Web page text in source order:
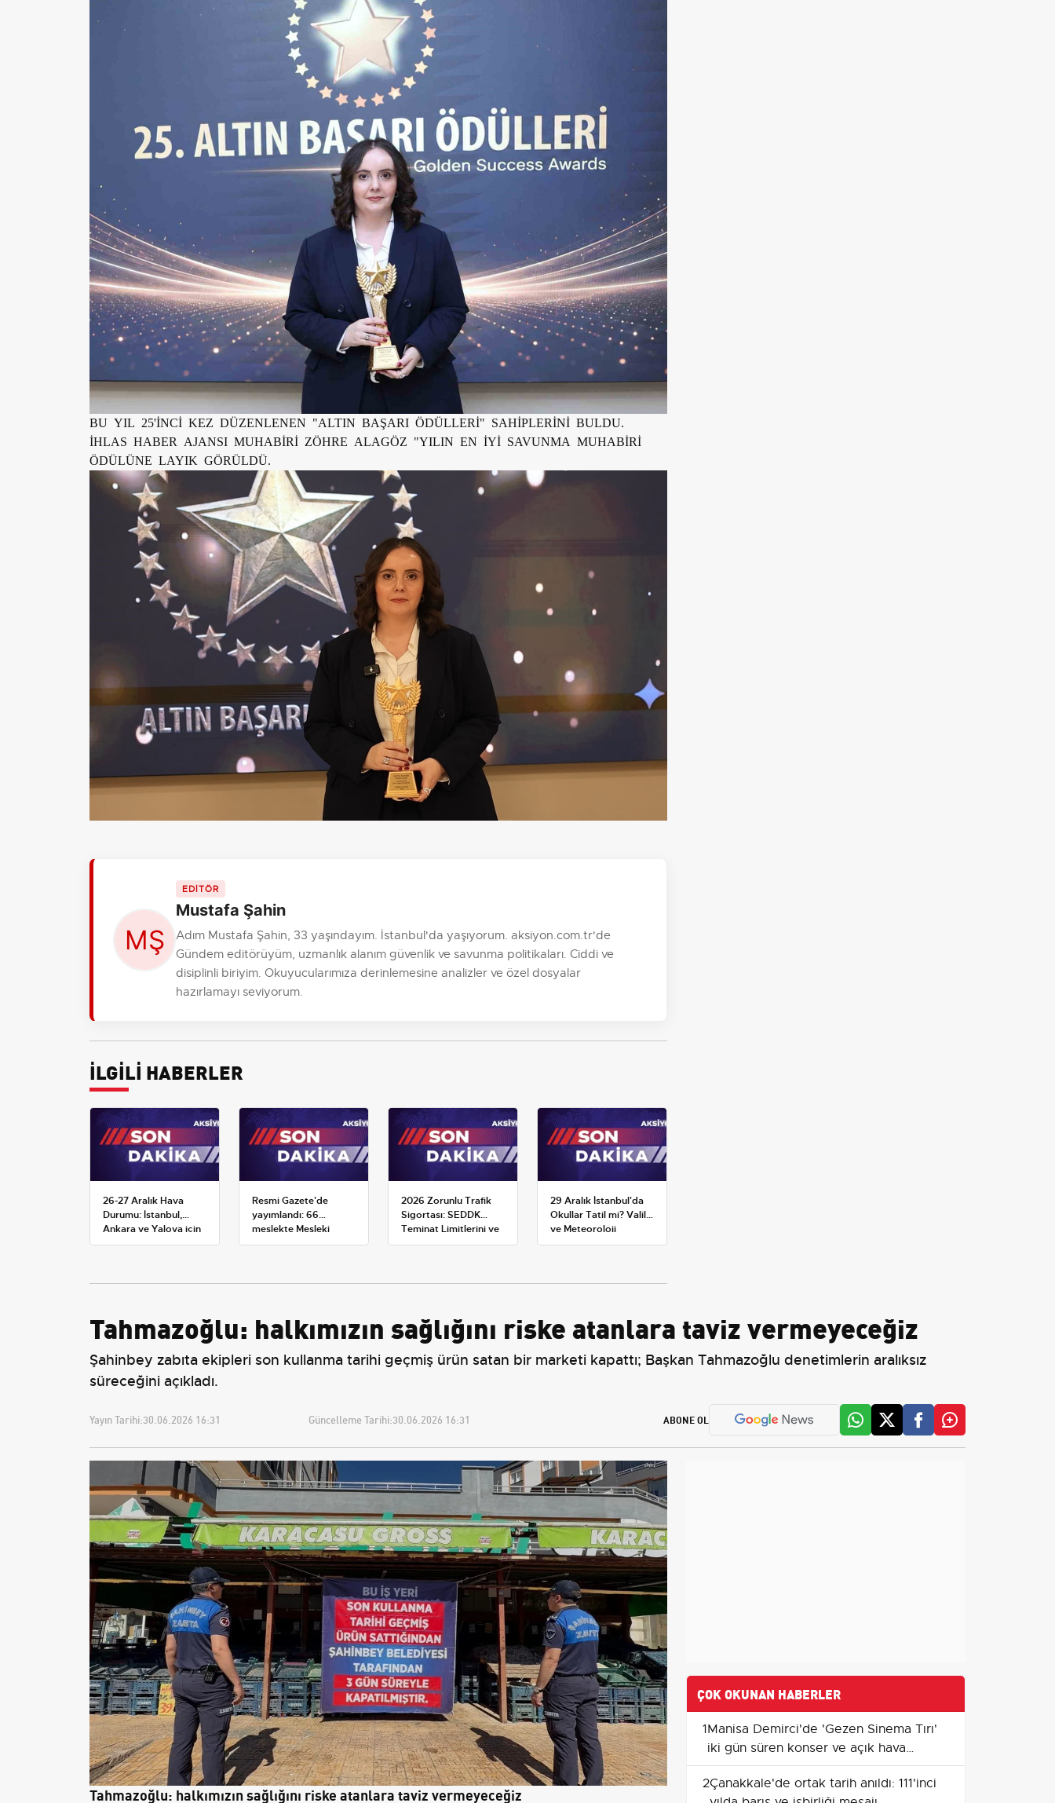
BU YIL 25'İNCİ KEZ DÜZENLENEN "ALTIN BAŞARI ÖDÜLLERİ" SAHİPLERİNİ BULDU.
İHLAS HABER AJANSI MUHABİRİ ZÖHRE ALAGÖZ "YILIN EN İYİ SAVUNMA MUHABİRİ
ÖDÜLÜNE LAYIK GÖRÜLDÜ.
EDİTÖR
Mustafa Şahin
Adım Mustafa Şahin, 33 yaşındayım. İstanbul'da yaşıyorum. aksiyon.com.tr'de
Gündem editörüyüm, uzmanlık alanım güvenlik ve savunma politikaları. Ciddi ve
disiplinli biriyim. Okuyucularımıza derinlemesine analizler ve özel dosyalar
hazırlamayı seviyorum.
İLGİLİ HABERLER
26-27 Aralık Hava
Durumu: İstanbul,
Ankara ve Yalova için
Kar Tahminleri
Resmi Gazete'de
yayımlandı: 66
meslekte Mesleki
Yeterlilik Belgesi
2026 Zorunlu Trafik
Sigortası: SEDDK
Teminat Limitlerini ve
Çoklu Araç Tarifesini
29 Aralık İstanbul'da
Okullar Tatil mi? Valilik
ve Meteoroloji
Açıklamaları
Tahmazoğlu: halkımızın sağlığını riske atanlara taviz vermeyeceğiz
Şahinbey zabıta ekipleri son kullanma tarihi geçmiş ürün satan bir marketi kapattı; Başkan Tahmazoğlu denetimlerin aralıksız
süreceğini açıkladı.
Yayın Tarihi:30.06.2026 16:31 Güncelleme Tarihi:30.06.2026 16:31 ABONE OL
Tahmazoğlu: halkımızın sağlığını riske atanlara taviz vermeyeceğiz
ÇOK OKUNAN HABERLER
1Manisa Demirci'de 'Gezen Sinema Tırı'
iki gün süren konser ve açık hava
gösterimleriyle ilçe merkezinde buluştu
2Çanakkale'de ortak tarih anıldı: 111'inci